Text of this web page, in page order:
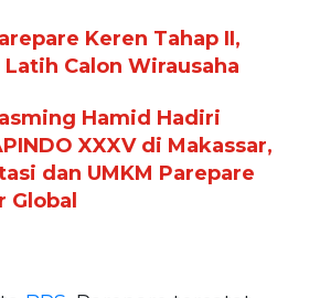
Keren Tahap II,
Calon Wirausaha
Hamid Hadiri
XXXV di Makassar,
dan UMKM Parepare
Global